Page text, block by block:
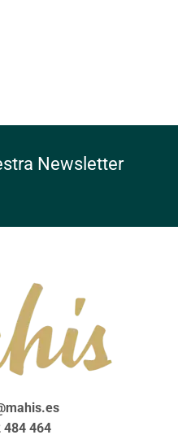
Newsletter
484 464